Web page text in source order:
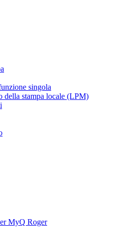
singola
della stampa locale (LPM)
MyQ Roger